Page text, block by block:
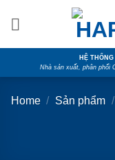
HỆ
Nhà sản xuất, phân phối
Home / Sản phẩm /